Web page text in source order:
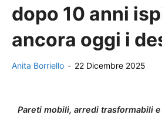
dopo 10 anni
ancora oggi i
Anita Borriello - 22 Dicembre 2025
Pareti mobili, arredi trasformabili e